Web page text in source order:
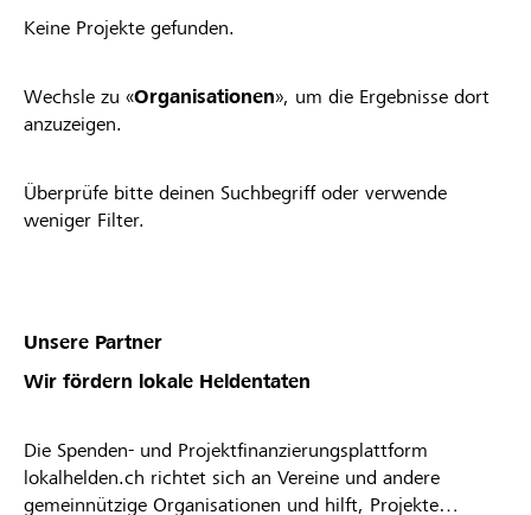
Keine Projekte gefunden.
Wechsle zu «Organisationen», um die Ergebnisse dort
anzuzeigen.
Überprüfe bitte deinen Suchbegriff oder verwende
weniger Filter.
Unsere Partner
Wir fördern lokale Heldentaten
Die Spenden- und Projektfinanzierungsplattform
lokalhelden.ch richtet sich an Vereine und andere
gemeinnützige Organisationen und hilft, Projekte